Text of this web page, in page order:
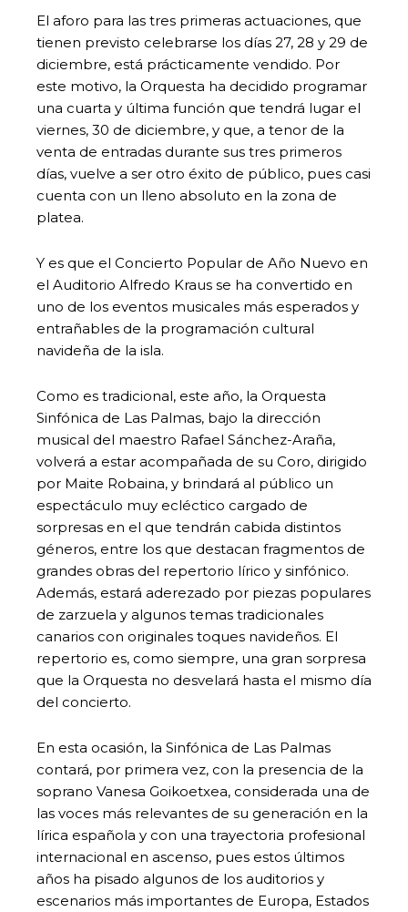
El aforo para las tres primeras actuaciones, que
tienen previsto celebrarse los días 27, 28 y 29 de
diciembre, está prácticamente vendido. Por
este motivo, la Orquesta ha decidido programar
una cuarta y última función que tendrá lugar el
viernes, 30 de diciembre, y que, a tenor de la
venta de entradas durante sus tres primeros
días, vuelve a ser otro éxito de público, pues casi
cuenta con un lleno absoluto en la zona de
platea.
Y es que el Concierto Popular de Año Nuevo en
el Auditorio Alfredo Kraus se ha convertido en
uno de los eventos musicales más esperados y
entrañables de la programación cultural
navideña de la isla.
Como es tradicional, este año, la Orquesta
Sinfónica de Las Palmas, bajo la dirección
musical del maestro Rafael Sánchez-Araña,
volverá a estar acompañada de su Coro, dirigido
por Maite Robaina, y brindará al público un
espectáculo muy ecléctico cargado de
sorpresas en el que tendrán cabida distintos
géneros, entre los que destacan fragmentos de
grandes obras del repertorio lírico y sinfónico.
Además, estará aderezado por piezas populares
de zarzuela y algunos temas tradicionales
canarios con originales toques navideños. El
repertorio es, como siempre, una gran sorpresa
que la Orquesta no desvelará hasta el mismo día
del concierto.
En esta ocasión, la Sinfónica de Las Palmas
contará, por primera vez, con la presencia de la
soprano Vanesa Goikoetxea, considerada una de
las voces más relevantes de su generación en la
lírica española y con una trayectoria profesional
internacional en ascenso, pues estos últimos
años ha pisado algunos de los auditorios y
escenarios más importantes de Europa, Estados